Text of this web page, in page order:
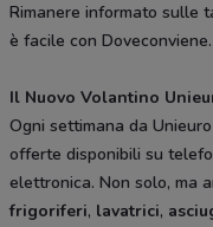
Rimanere informato sulle
è facile con Doveconviene.
Il Nuovo Volantino
Ogni settimana da
offerte disponibili su
elettronica. Non solo, ma
frigoriferi, lavatrici,